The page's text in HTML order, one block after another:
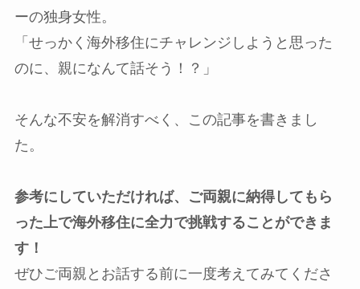
ーの独身女性。
「せっかく海外移住にチャレンジしようと思った
のに、親になんて話そう！？」
そんな不安を解消すべく、この記事を書きまし
た。
参考にしていただければ、ご両親に納得してもら
った上で海外移住に全力で挑戦することができま
す！
ぜひご両親とお話する前に一度考えてみてくださ